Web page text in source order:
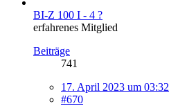
BI-Z 100 I - 4 ?
erfahrenes Mitglied
Beiträge
741
17. April 2023 um 03:32
#670